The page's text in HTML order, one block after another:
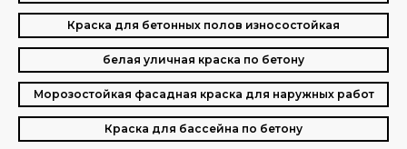
Краска для бетонных полов износостойкая
белая уличная краска по бетону
Морозостойкая фасадная краска для наружных работ
Краска для бассейна по бетону